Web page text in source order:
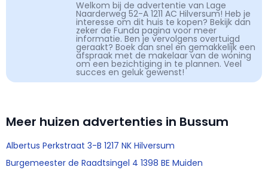
Welkom bij de advertentie van Lage
Naarderweg 52-A 1211 AC Hilversum! Heb je
interesse om dit huis te kopen? Bekijk dan
zeker de Funda pagina voor meer
informatie. Ben je vervolgens overtuigd
geraakt? Boek dan snel en gemakkelijk een
afspraak met de makelaar van de woning
om een bezichtiging in te plannen. Veel
succes en geluk gewenst!
Meer huizen advertenties in Bussum
Albertus Perkstraat 3-B 1217 NK Hilversum
Burgemeester de Raadtsingel 4 1398 BE Muiden